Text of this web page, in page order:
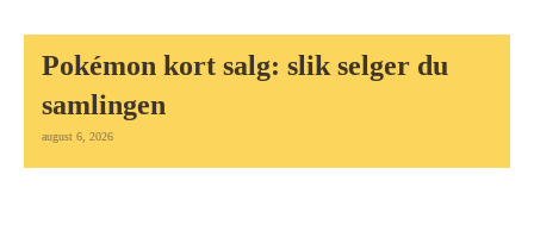
Pokémon kort salg: slik selger du
samlingen
august 6, 2026